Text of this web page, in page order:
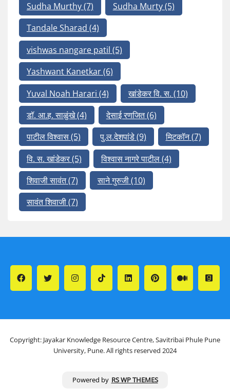
Sudha Murthy(7) Sudha Murty(5)
Tandale Sharad (4)
vishwas nangare patil (5)
Yashwant Kanetkar(6)
Yuval Noah Harari (4) खांडेकर वि. स. (10)
डॉ. आ.ह. साळुंखे(4) देसाई रणजित(6)
पाटील विश्वास(5) पु.ल.देशपांडे(9) मिटकॉन(7)
वि. स. खांडेकर(5) विश्वास नागरे पाटील(4)
शिवाजी सावंत(7) साने गुरुजी(10)
सावंत शिवाजी(7)
Copyright: Jayakar Knowledge Resource Centre, Savitribai Phule Pune
University, Pune. All rights reserved 2024
Powered by RS WP THEMES